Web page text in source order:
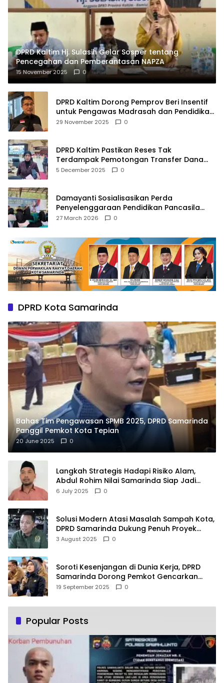
DPRD Kaltim Hj. Sulasih Gelar Sosper tentang
Pencegahan dan Pemberantasan NAPZA
15 November 2025 0
DPRD Kaltim Dorong Pemprov Beri Insentif
untuk Pengawas Madrasah dan Pendidikan
Agama
29 November 2025 0
DPRD Kaltim Pastikan Reses Tak
Terdampak Pemotongan Transfer Dana
Pusat
5 December 2025 0
Damayanti Sosialisasikan Perda
Penyelenggaraan Pendidikan Pancasila
dan Wawasan Kebangsaan
27 March 2026 0
DPRD Kota Samarinda
Bahas Tim Pengawasan SPMB 2025, DPRD Samarinda
Panggil Pemkot Kota Tepian
20 June 2025 0
Langkah Strategis Hadapi Risiko Alam,
Abdul Rohim Nilai Samarinda Siap Jadi
Pusat Logistik Bencana Kalimantan
6 July 2025 0
Solusi Modern Atasi Masalah Sampah Kota,
DPRD Samarinda Dukung Penuh Proyek
PLTSA
3 August 2025 0
Soroti Kesenjangan di Dunia Kerja, DPRD
Samarinda Dorong Pemkot Gencarkan
Pemberdayaan Perempuan
19 September 2025 0
Popular Posts